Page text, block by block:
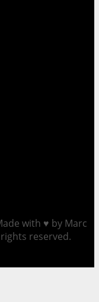
with ♥ by Marc
reserved.